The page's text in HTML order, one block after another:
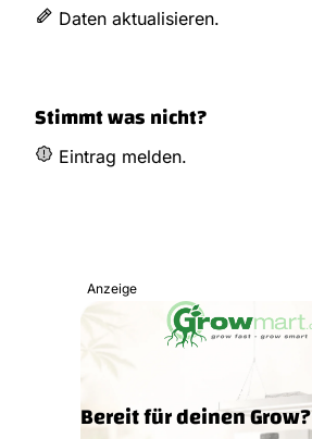
Daten aktualisieren.
Stimmt was nicht?
Eintrag melden.
Anzeige
Bereit für deinen Grow?